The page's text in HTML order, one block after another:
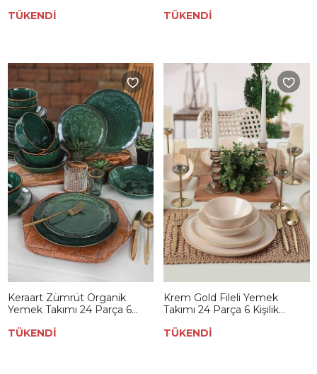
TÜKENDİ
TÜKENDİ
Keraart Zümrüt Organik
Yemek Takımı 24 Parça 6
TÜKENDİ
Krem Gold Fileli Yemek
Takımı 24 Parça 6 Kişilik
TÜKENDİ